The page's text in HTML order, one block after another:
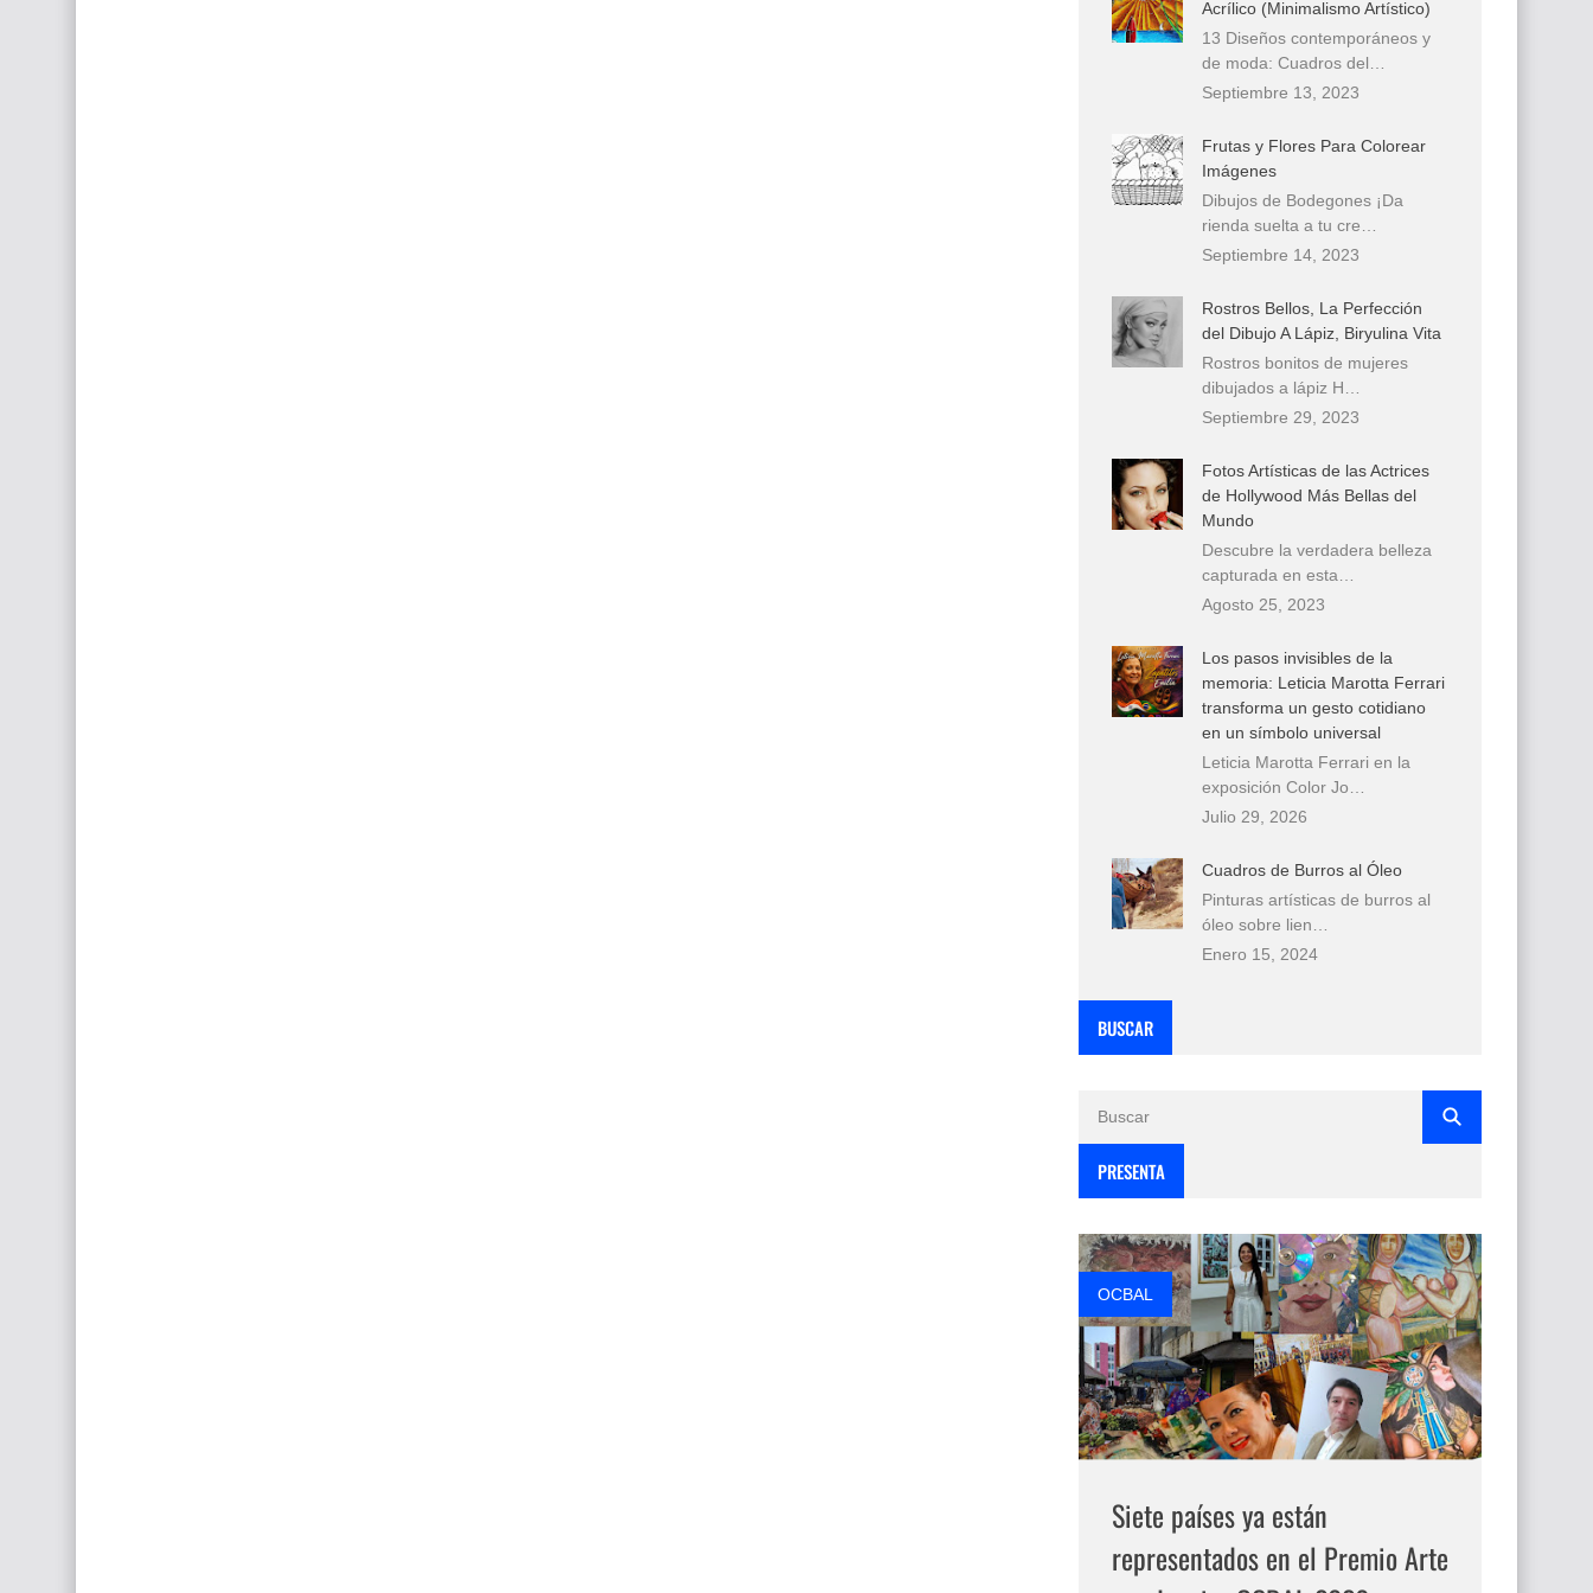
Acrílico (Minimalismo Artístico)
13 Diseños contemporáneos y
de moda: Cuadros del…
Septiembre 13, 2023
Frutas y Flores Para Colorear
Imágenes
Dibujos de Bodegones ¡Da
rienda suelta a tu cre…
Septiembre 14, 2023
Rostros Bellos, La Perfección
del Dibujo A Lápiz, Biryulina Vita
Rostros bonitos de mujeres
dibujados a lápiz H…
Septiembre 29, 2023
Fotos Artísticas de las Actrices
de Hollywood Más Bellas del
Mundo
Descubre la verdadera belleza
capturada en esta…
Agosto 25, 2023
Los pasos invisibles de la
memoria: Leticia Marotta Ferrari
transforma un gesto cotidiano
en un símbolo universal
Leticia Marotta Ferrari en la
exposición Color Jo…
Julio 29, 2026
Cuadros de Burros al Óleo
Pinturas artísticas de burros al
óleo sobre lien…
Enero 15, 2024
BUSCAR
PRESENTA
OCBAL
Siete países ya están
representados en el Premio Arte